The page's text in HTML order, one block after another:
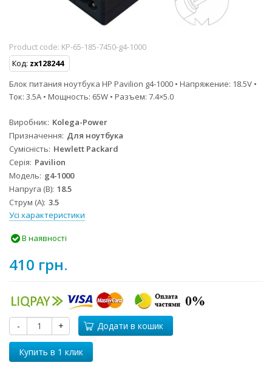
Product code: KP-65-185-7450-g4-1000
Код: zx128244
Блок питания ноутбука HP Pavilion g4-1000 • Напряжение: 18.5V •
Ток: 3.5A • Мощность: 65W • Разъем: 7.4×5.0
Виробник Kolega-Power
Призначення Для ноутбука
Сумісність Hewlett Packard
Серія Pavilion
Модель g4-1000
Напруга (В) 18.5
Струм (А) 3.5
Усі характеристики
В наявності
410 грн.
- + Додати в кошик